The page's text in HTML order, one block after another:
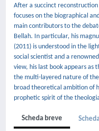
After a succinct
focuses on the biographical
main contributors to the
Bellah. In particular, his
(2011) is understood in the
social scientist and a
view, his last book appears as
the multi-layered nature of
broad theoretical ambition of
prophetic spirit of the
Scheda breve